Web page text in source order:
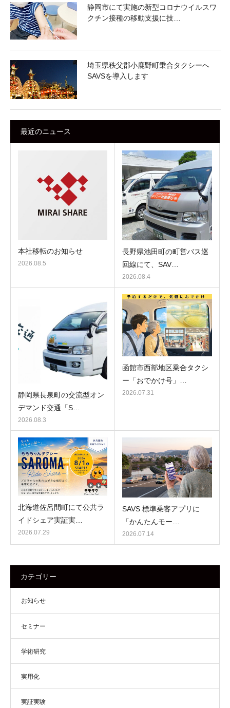
静岡市にて実施の新型コロナウイルスワ
クチン接種の移動支援に技…
埼玉県秩父郡小鹿野町乗合タクシーへ
SAVSを導入します
最近のニュース
本社移転のお知らせ
2026.08.5
長野県池田町の町営バス巡
回線にて、SAV…
2026.08.4
静岡県長泉町の交流型オン
デマンド交通「S…
2026.08.3
函館市西部地区乗合タクシ
ー「おでかけ号」…
2026.07.31
北海道佐呂間町にて公共ラ
イドシェア実証実…
2026.07.29
SAVS 標準乗客アプリに
「かんたんモー…
2026.07.14
カテゴリー
お知らせ
セミナー
学術研究
実用化
実証実験